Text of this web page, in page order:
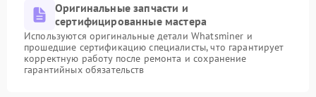
Оригинальные запчасти и
сертифицированные мастера
Используются оригинальные детали Whatsminer и
прошедшие сертификацию специалисты, что гарантирует
корректную работу после ремонта и сохранение
гарантийных обязательств